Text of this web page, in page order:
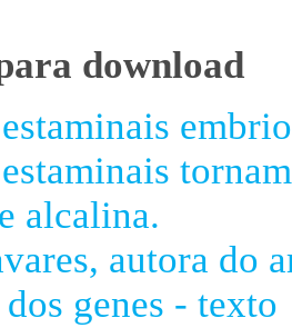
download
alcalina.
autora do
genes - texto